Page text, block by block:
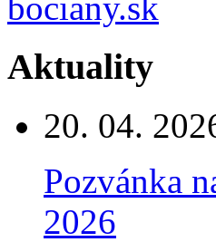
Aktuality
20. 04.
Pozvánka
2026